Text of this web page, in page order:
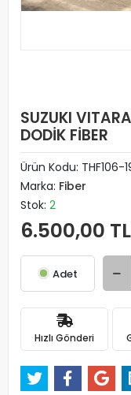
SUZUKI
DODİK FİBER
Ürün Kodu: THF106-
Marka: Fiber
Stok: 2
6.500,00 TL
Adet
Hızlı Gönderi